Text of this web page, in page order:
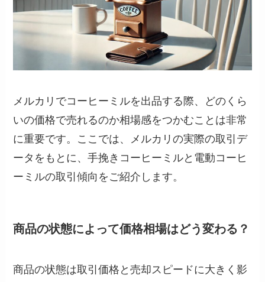
メルカリでコーヒーミルを出品する際、どのくら
いの価格で売れるのか相場感をつかむことは非常
に重要です。ここでは、メルカリの実際の取引デ
ータをもとに、手挽きコーヒーミルと電動コーヒ
ーミルの取引傾向をご紹介します。
商品の状態によって価格相場はどう変わる？
商品の状態は取引価格と売却スピードに大きく影